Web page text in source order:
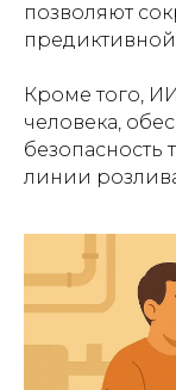
позволяют
Кроме того,
человека,
безопасность
линии